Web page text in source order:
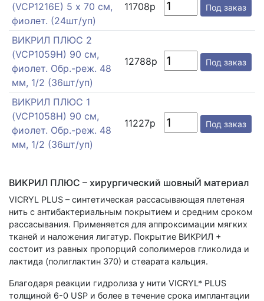
(VCP1216E) 5 х 70 см,
фиолет. (24шт/уп)
11708р Под заказ
ВИКРИЛ ПЛЮС 2
(VCP1059H) 90 см,
фиолет. Обр.-реж. 48
мм, 1/2 (36шт/уп)
12788р Под заказ
ВИКРИЛ ПЛЮС 1
(VCP1058H) 90 см,
фиолет. Обр.-реж. 48
мм, 1/2 (36шт/уп)
11227р Под заказ
ВИКРИЛ ПЛЮС – хирургический шовныЙ материал
VICRYL PLUS – синтетическая рассасывающая плетеная
нить с антибактериальным покрытием и средним сроком
рассасывания. Применяется для аппроксимации мягких
тканей и наложения лигатур. Покрытие ВИКРИЛ +
состоит из равных пропорций сополимеров гликолида и
лактида (полиглактин 370) и стеарата кальция.
Благодаря реакции гидролиза у нити VICRYL* PLUS
толщиной 6-0 USP и более в течение срока имплантации